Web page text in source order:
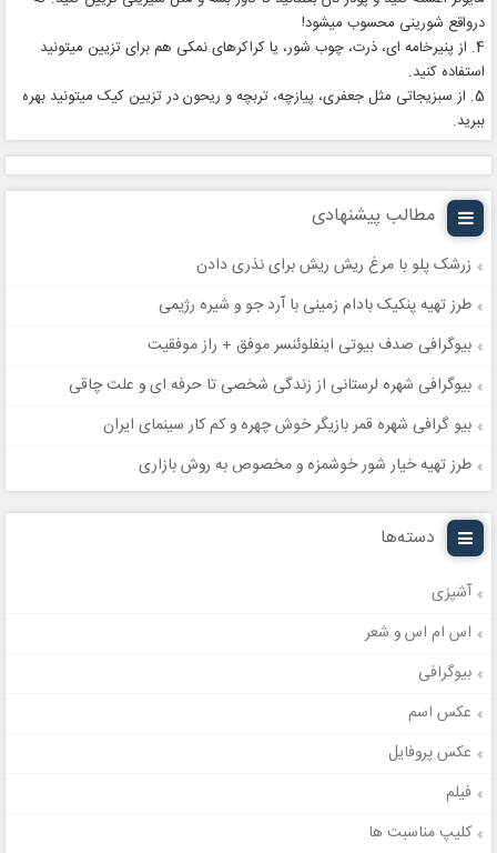
درواقع شورینی محسوب میشود!
4. از پنیرخامه ای، ذرت، چوب شور، یا کراکرهای نمکی هم برای تزیین میتونید
استفاده کنید.
5. از سبزیجاتی مثل جعفری، پیازچه، تربچه و ریحون در تزیین کیک میتونید بهره
ببرید.
مطالب پیشنهادی
زرشک پلو با مرغ ریش ریش برای نذری دادن
طرز تهیه پنکیک بادام زمینی با آرد جو و شیره رژیمی
بیوگرافی صدف بیوتی اینفلوئنسر موفق + راز موفقیت
بیوگرافی شهره لرستانی از زندگی شخصی تا حرفه ای و علت چاقی
بیو گرافی شهره قمر بازیگر خوش چهره و کم کار سینمای ایران
طرز تهیه خیار شور خوشمزه و مخصوص به روش بازاری
دسته‌ها
آشپزی
اس ام اس و شعر
بیوگرافی
عکس اسم
عکس پروفایل
فیلم
کلیپ مناسبت ها